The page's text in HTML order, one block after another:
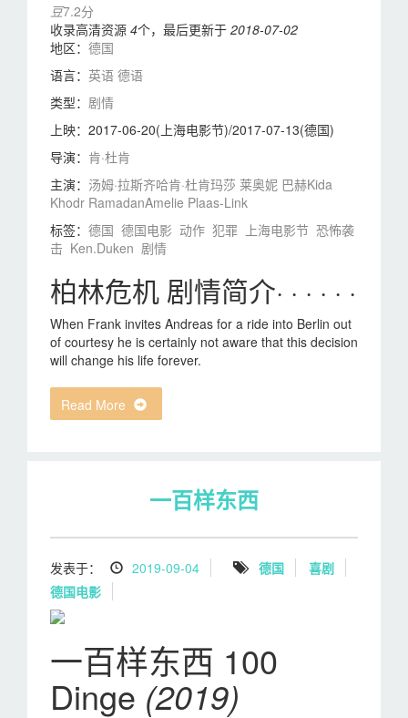
豆7.2分
收录高清资源 4个，最后更新于 2018-07-02
地区： 德国
语言： 英语 德语
类型： 剧情
上映： 2017-06-20(上海电影节)/2017-07-13(德国)
导演： 肯·杜肯
主演： 汤姆·拉斯齐哈肯·杜肯玛莎 莱奥妮 巴赫Kida
Khodr RamadanAmelie Plaas-Link
标签： 德国 德国电影 动作 犯罪 上海电影节 恐怖袭
击 Ken.Duken 剧情
柏林危机 剧情简介· · · · · ·
When Frank invites Andreas for a ride into Berlin out
of courtesy he is certainly not aware that this decision
will change his life forever.
Read More
一百样东西
发表于： 2019-09-04 德国
喜剧
德国电影
一百样东西 100
Dinge (2019)